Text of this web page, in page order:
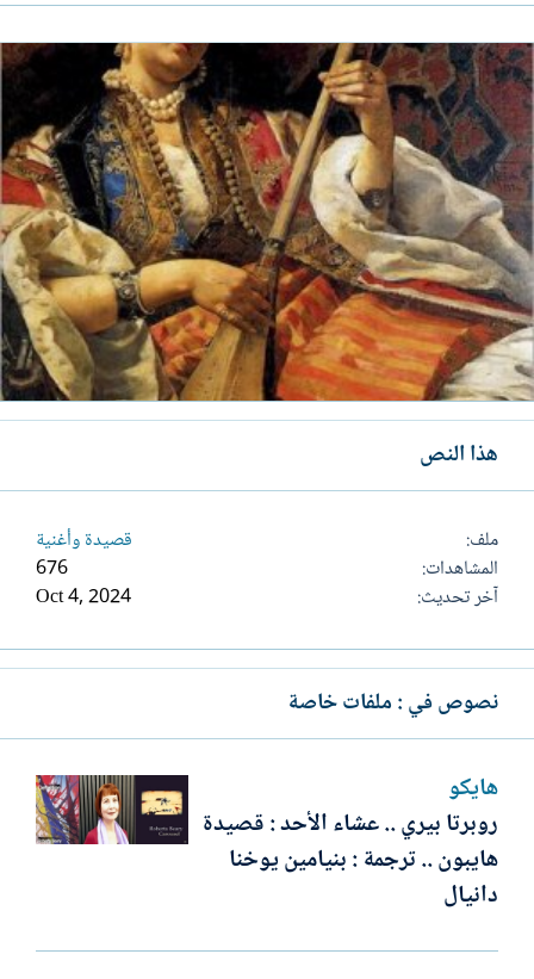
هذا النص
ملف
قصيدة وأغنية
المشاهدات
676
آخر تحديث
Oct 4, 2024
نصوص في : ملفات خاصة
هايكو
روبرتا بيري .. عشاء الأحد : قصيدة
هايبون .. ترجمة : بنيامين يوخنا
دانيال